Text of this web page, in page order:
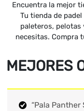
Encuentra la mejor
Tu tienda de
paleteros, pelotas
necesitas. Compra
MEJORES
“Pala Panther